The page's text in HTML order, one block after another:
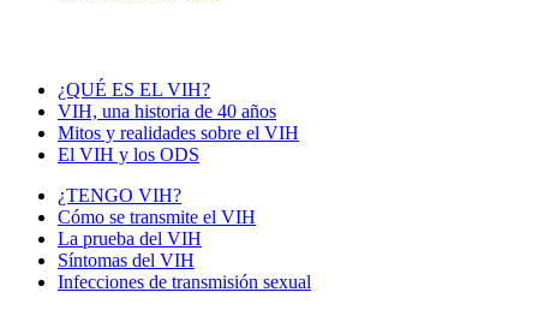
¿QUÉ ES EL VIH?
VIH, una historia de 40 años
Mitos y realidades sobre el VIH
El VIH y los ODS
¿TENGO VIH?
Cómo se transmite el VIH
La prueba del VIH
Síntomas del VIH
Infecciones de transmisión sexual